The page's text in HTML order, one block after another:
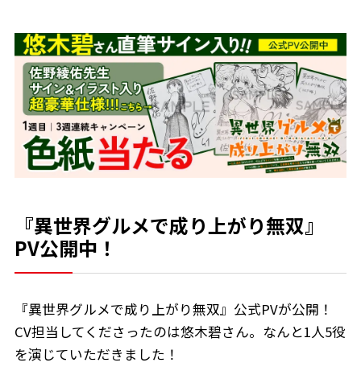
『異世界グルメで成り上がり無双』
PV公開中！
『異世界グルメで成り上がり無双』公式PVが公開！
CV担当してくださったのは悠木碧さん。なんと1人5役
を演じていただきました！